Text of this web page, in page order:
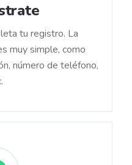
tu registro. La
muy simple, como
número de teléfono,